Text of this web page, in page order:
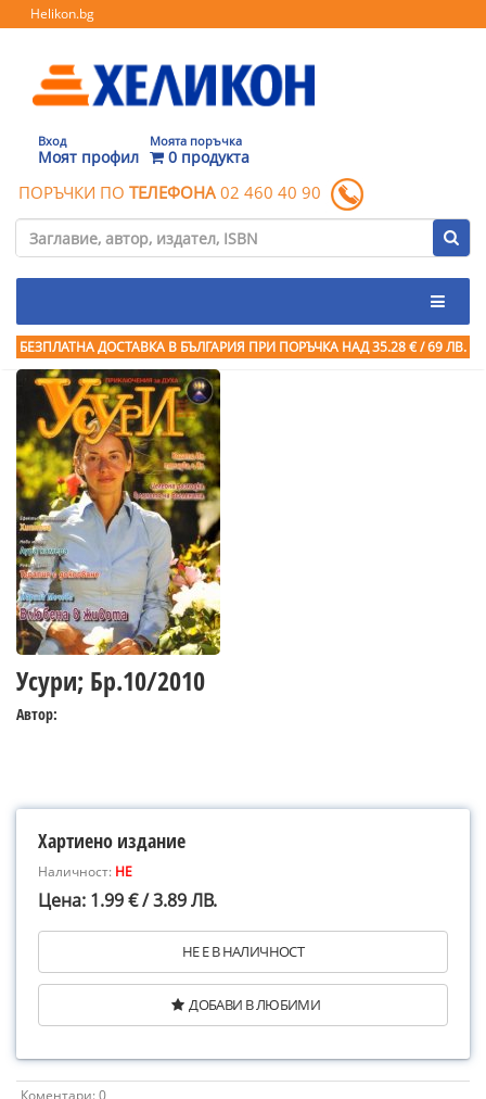
Helikon.bg
Вход
Моят профил
Моята поръчка
0 продукта
ПОРЪЧКИ ПО ТЕЛЕФОНА 02 460 40 90
БЕЗПЛАТНА ДОСТАВКА В БЪЛГАРИЯ ПРИ ПОРЪЧКА НАД 35.28 € / 69 ЛВ.
Усури; Бр.10/2010
Автор:
Хартиено издание
Наличност: НЕ
Цена: 1.99 € / 3.89 ЛВ.
НЕ Е В НАЛИЧНОСТ
ДОБАВИ В ЛЮБИМИ
Коментари: 0